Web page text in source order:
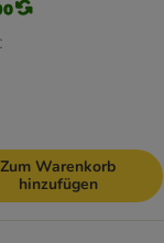
Zum Warenkorb
hinzufügen